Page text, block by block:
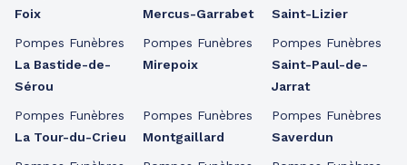
Foix
Pompes Funèbres
La Bastide-de-
Sérou
Pompes Funèbres
La Tour-du-Crieu
Mercus-Garrabet
Pompes Funèbres
Mirepoix
Pompes Funèbres
Montgaillard
Saint-Lizier
Pompes Funèbres
Saint-Paul-de-
Jarrat
Pompes Funèbres
Saverdun